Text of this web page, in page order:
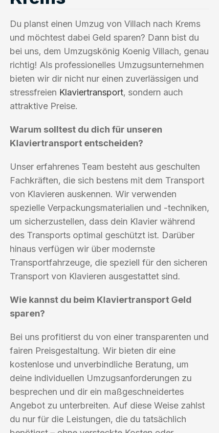
Du planst einen Umzug von Villach nach Krems
und möchtest dabei Geld sparen? Dann bist du
bei uns, dem Umzugskönig Koenig Villach, genau
richtig! Als professionelles Umzugsunternehmen
bieten wir dir nicht nur einen zuverlässigen und
stressfreien Klaviertransport, sondern auch
attraktive Preise.
Warum solltest du dich für unseren
Klaviertransport entscheiden?
Unser erfahrenes Team besteht aus geschulten
Fachkräften, die sich bestens mit dem Transport
von Klavieren auskennen. Wir verwenden
spezielle Verpackungsmaterialien und -techniken,
um sicherzustellen, dass dein Klavier während
des Transports optimal geschützt ist. Darüber
hinaus verfügen wir über modernste
Transportfahrzeuge, die speziell für den sicheren
Transport von Klavieren ausgestattet sind.
Wie kannst du beim Klaviertransport Geld
sparen?
Bei uns profitierst du von einer transparenten und
fairen Preisgestaltung. Wir bieten dir eine
kostenlose und unverbindliche Beratung, um
deine individuellen Umzugsanforderungen zu
besprechen und dir ein maßgeschneidertes
Angebot zu unterbreiten. Auf diese Weise zahlst
du nur für die Leistungen, die du tatsächlich